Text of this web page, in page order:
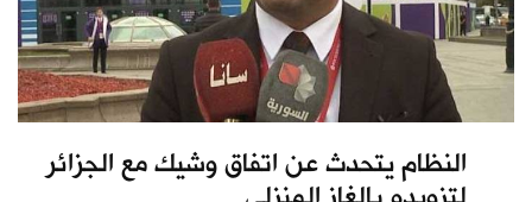
النظام يتحدث عن اتفاق وشيك مع الجزائر